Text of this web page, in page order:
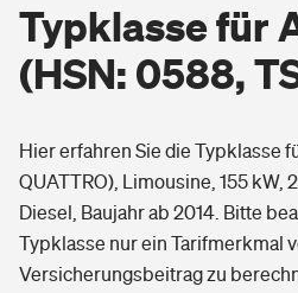
Berufsunfähigkeitsversicherung
Erwerbsunfähigkeitsversicherung
Grundfähigkeitsversicherung
Arbeitsrechtsschutz
Berufshaftpflichtversicherung
Wohnen
Elementarversicherung
Freizeit
Pri­vate Haft­pflicht­
Gesundheit
Typklasse für
(HSN: 0588,
Hier erfahren Sie die Typklasse
QUATTRO), Limousine, 155 kW,
Diesel, Baujahr ab 2014. Bitte
Typklasse nur ein Tarifmerkmal
Versicherungsbeitrag zu